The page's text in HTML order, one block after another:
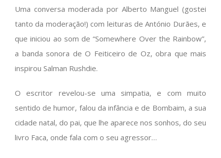
Uma conversa moderada por Alberto Manguel (gostei
tanto da moderação!) com leituras de António Durães, e
que iniciou ao som de “Somewhere Over the Rainbow”,
a banda sonora de O Feiticeiro de Oz, obra que mais
inspirou Salman Rushdie.
O escritor revelou-se uma simpatia, e com muito
sentido de humor, falou da infância e de Bombaim, a sua
cidade natal, do pai, que lhe aparece nos sonhos, do seu
livro Faca, onde fala com o seu agressor…